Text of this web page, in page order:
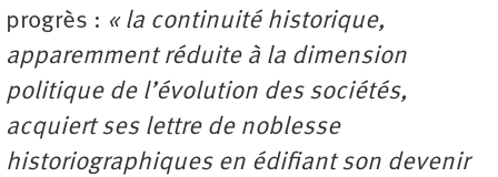
progrès : « la continuité historique,
apparemment réduite à la dimension
politique de l’évolution des sociétés,
acquiert ses lettre de noblesse
historiographiques en édifiant son devenir